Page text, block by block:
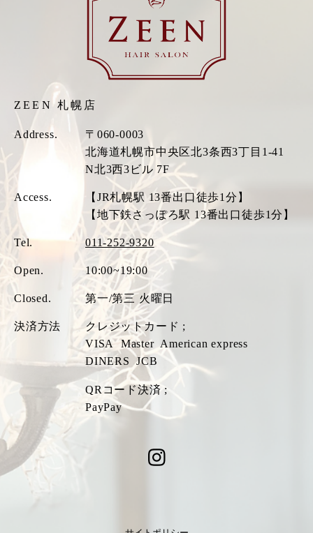
ZEEN 札幌店
Address.
〒060-0003
北海道札幌市中央区北3条西3丁目1-41
N北3西3ビル 7F
Access.
【JR札幌駅 13番出口徒歩1分】
【地下鉄さっぽろ駅 13番出口徒歩1分】
Tel. 011-252-9320
Open. 10:00~19:00
Closed. 第一/第三 火曜日
決済方法
クレジットカード ;
VISA Master American express
DINERS
JCB
QRコード決済 ;
PayPay